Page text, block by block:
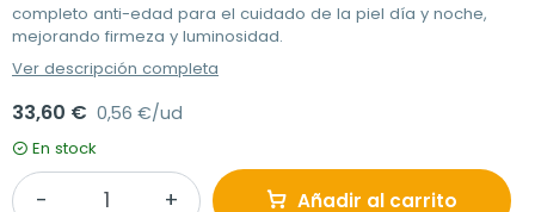
completo anti-edad para el cuidado de la piel día y noche,
mejorando firmeza y luminosidad.
Ver descripción completa
33,60 € 0,56 €/ud
En stock
Añadir al carrito